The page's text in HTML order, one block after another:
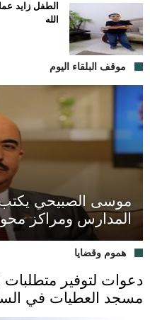
الطفل زايد
الله
موقف البلقاء اليوم
موسى الصبيحي
المدارس ومراكز محو
هموم وقضايا
دعوات لتوفير متطلبات
مسجد العطيات في